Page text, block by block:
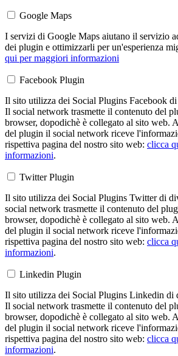
Google Maps
I servizi di Google Maps aiutano il servizio
dei plugin e ottimizzarli per un'esperienza
qui per maggiori informazioni
Facebook Plugin
Il sito utilizza dei Social Plugins Facebook
Il social network trasmette il contenuto del
browser, dopodichè è collegato al sito web.
del plugin il social network riceve
rispettiva pagina del nostro sito web: clicca
informazioni.
Twitter Plugin
Il sito utilizza dei Social Plugins Twitter di
social network trasmette il contenuto del
browser, dopodichè è collegato al sito web.
del plugin il social network riceve
rispettiva pagina del nostro sito web: clicca
informazioni.
Linkedin Plugin
Il sito utilizza dei Social Plugins Linkedin di
Il social network trasmette il contenuto del
browser, dopodichè è collegato al sito web.
del plugin il social network riceve
rispettiva pagina del nostro sito web: clicca
informazioni.